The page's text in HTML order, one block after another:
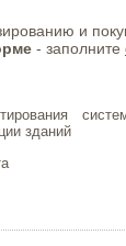
и
- заполните
зданий